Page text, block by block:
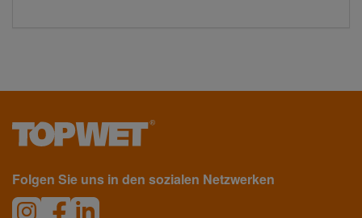
Folgen Sie uns in den sozialen Netzwerken